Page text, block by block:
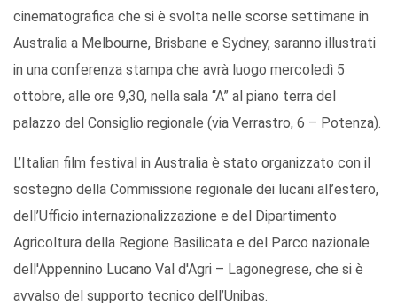
cinematografica che si è svolta nelle scorse settimane in
Australia a Melbourne, Brisbane e Sydney, saranno illustrati
in una conferenza stampa che avrà luogo mercoledì 5
ottobre, alle ore 9,30, nella sala “A” al piano terra del
palazzo del Consiglio regionale (via Verrastro, 6 – Potenza).
L’Italian film festival in Australia è stato organizzato con il
sostegno della Commissione regionale dei lucani all’estero,
dell’Ufficio internazionalizzazione e del Dipartimento
Agricoltura della Regione Basilicata e del Parco nazionale
dell'Appennino Lucano Val d'Agri – Lagonegrese, che si è
avvalso del supporto tecnico dell’Unibas.